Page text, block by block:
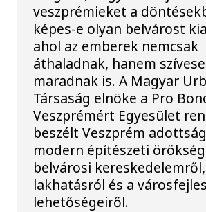
veszprémieket a
képes-e olyan belvárost
ahol az emberek nemcsak
áthaladnak, hanem
maradnak is. A Magyar
Társaság elnöke a Pro
Veszprémért Egyesület
beszélt Veszprém
modern építészeti
belvárosi
lakhatásról és a
lehetőségeiről.